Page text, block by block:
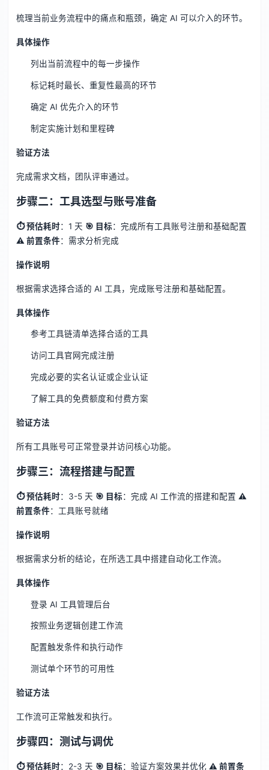
梳理当前业务流程中的痛点和瓶颈，确定 AI 可以介入的环节。
具体操作
列出当前流程中的每一步操作
标记耗时最长、重复性最高的环节
确定 AI 优先介入的环节
制定实施计划和里程碑
验证方法
完成需求文档，团队评审通过。
步骤二：工具选型与账号准备
⏱ 预估耗时：1 天 🎯 目标：完成所有工具账号注册和基础配置
⚠️ 前置条件：需求分析完成
操作说明
根据需求选择合适的 AI 工具，完成账号注册和基础配置。
具体操作
参考工具链清单选择合适的工具
访问工具官网完成注册
完成必要的实名认证或企业认证
了解工具的免费额度和付费方案
验证方法
所有工具账号可正常登录并访问核心功能。
步骤三：流程搭建与配置
⏱ 预估耗时：3-5 天 🎯 目标：完成 AI 工作流的搭建和配置 ⚠️
前置条件：工具账号就绪
操作说明
根据需求分析的结论，在所选工具中搭建自动化工作流。
具体操作
登录 AI 工具管理后台
按照业务逻辑创建工作流
配置触发条件和执行动作
测试单个环节的可用性
验证方法
工作流可正常触发和执行。
步骤四：测试与调优
⏱ 预估耗时：2-3 天 🎯 目标：验证方案效果并优化 ⚠️ 前置条